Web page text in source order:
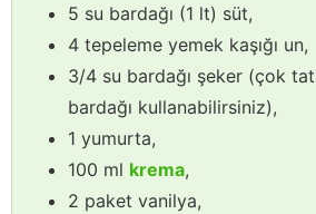
5 su bardağı (1 lt) süt,
4 tepeleme yemek kaşığı un,
3/4 su bardağı şeker (çok
bardağı kullanabilirsiniz),
1 yumurta,
100 ml krema,
2 paket vanilya,